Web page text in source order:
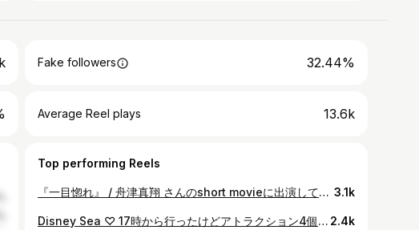
Fake followers 32.44%
Average Reel plays 13.6k
Top performing Reels
『一目惚れ』 / 舟津真翔 さんのshort movieに出演しています！ 彼女感満載なデート風景、沢山見てね🌻🎡🐠🫧‪🍧🏸☀️ マネージャーさんがいっぱいオフショ撮ってくれてたので投下♡ #一目惚れ#舟津真翔 3.1k
Disney Sea ♡ 17時から行ったけどアトラクション4個も乗れてびっくり！ 相変わらずいつもに増してはっぴーになれる場所😚🌎 まつパは @hyr__2002 さんのところで👀 #05#DisneySea#ディズニーシー 2.4k